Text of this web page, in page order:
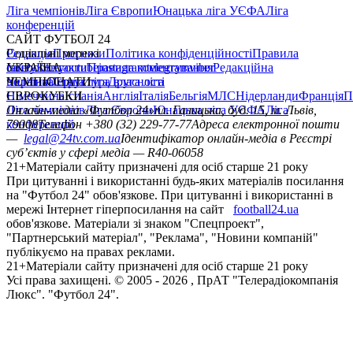
Ліга чемпіонівЛіга ЄвропиЮнацька ліга УЄФАЛіга
конференцій
САЙТ ФУТБОЛ 24
РедакціяПрогнозиПолітика конфіденційностіПравила
сайтуКонтактиПравила коментуванняРедакційна
політикаСтруктура власності
Соціальні мережі
facebookxyoutubeinstagramtelegramviber
УКРАЇНА
УкраїнаПерша лігаДруга ліга
ЧЕМПІОНАТИ
НімеччинаІспаніяАнгліяІталіяБельгіяМЛСНідерландиФранція
ЄВРОКУБКИ
Ліга чемпіонівЛіга ЄвропиЮнацька ліга УЄФАЛіга
конференцій
Онлайн-медіа «Футбол 24»пл. Галицька, буд. 15, м. Львів,
79008Телефон +380 (32) 229-77-77Адреса електронної пошти
— legal@24tv.com.uaІдентифікатор онлайн-медіа в Реєстрі
суб’єктів у сфері медіа — R40-06058
21+Матеріали сайту призначені для осіб старше 21 року
При цитуванні і використанні будь-яких матеріалів посилання
на "Футбол 24" обов'язкове. При цитуванні і використанні в
мережі Інтернет гіперпосилання на сайт
football24.ua
обов'язкове. Матеріали зі знаком "Спецпроект",
"Партнерський матеріал", "Реклама", "Новини компаній"
публікуємо на правах реклами.
21+Матеріали сайту призначені для осіб старше 21 року
Усi права захищенi. © 2005 - 2026 , ПрАТ "Телерадіокомпанія
Люкс". "Футбол 24".